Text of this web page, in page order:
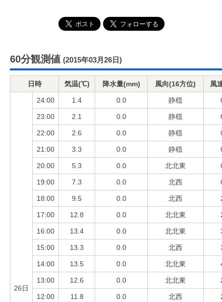
60分観測値 (2015年03月26日)
日時 気温(℃) 降水量(mm) 風向(16方位) 風
26日
24:00 1.4 0.0 静穏
23:00 2.1 0.0 静穏
22:00 2.6 0.0 静穏
21:00 3.3 0.0 静穏
20:00 5.3 0.0 北北東
19:00 7.3 0.0 北西
18:00 9.5 0.0 北西
17:00 12.8 0.0 北北東
16:00 13.4 0.0 北北東
15:00 13.3 0.0 北西
14:00 13.5 0.0 北北東
13:00 12.6 0.0 北北東
12:00 11.8 0.0 北西